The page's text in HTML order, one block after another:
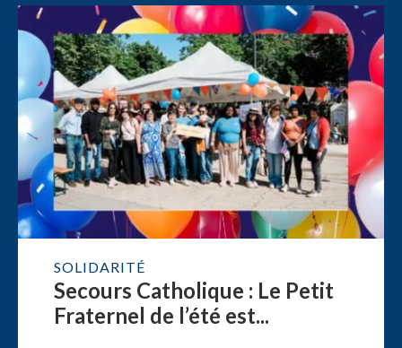
SOLIDARITÉ
Secours Catholique : Le Petit
Fraternel de l’été est...